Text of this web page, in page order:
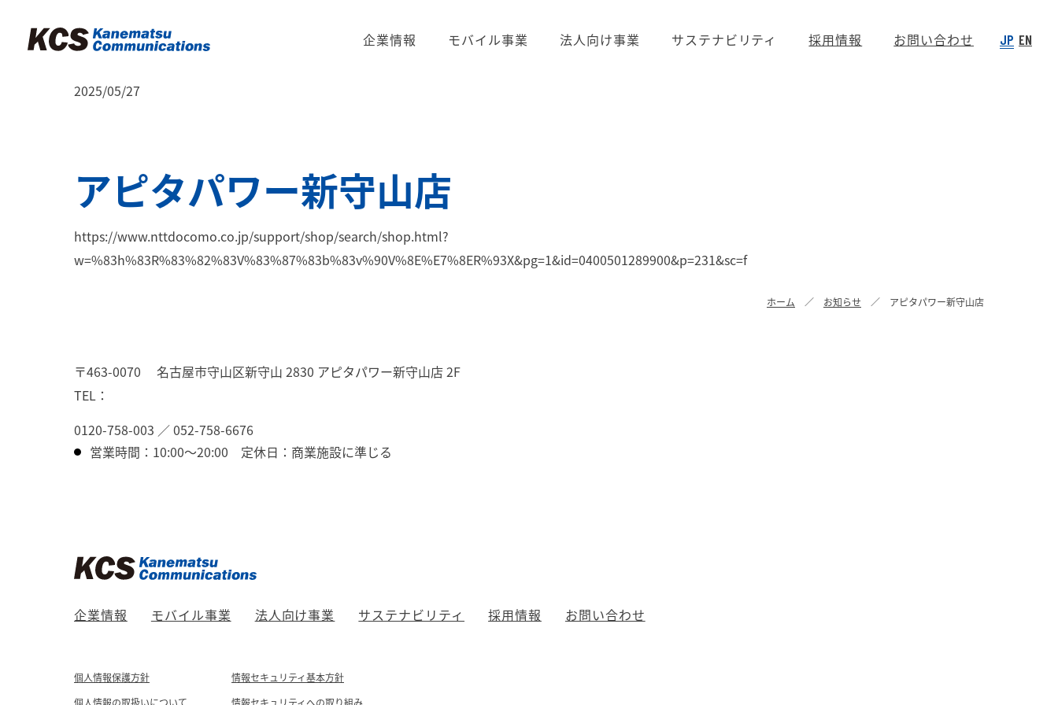
企業情報 モバイル事業 法人向け事業 サステナビリティ 採用情報 お問い合わせ JP EN
2025/05/27
アピタパワー新守山店
https://www.nttdocomo.co.jp/support/shop/search/shop.html?
w=%83h%83R%83%82%83V%83%87%83b%83v%90V%8E%E7%8ER%93X&pg=1&id=0400501289900&p=231&sc=f
ホーム お知らせ アピタパワー新守山店
〒463-0070
名古屋市守山区新守山 2830 アピタパワー新守山店 2F
TEL：
0120-758-003 ／052-758-6676
営業時間：10:00～20:00 定休日：商業施設に準じる
企業情報 モバイル事業 法人向け事業 サステナビリティ 採用情報 お問い合わせ
個人情報保護方針
情報セキュリティ基本方針
個人情報の取扱いについて
情報セキュリティへの取り組み